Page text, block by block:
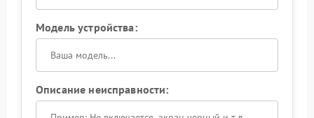
Модель устройства:
Описание неисправности: